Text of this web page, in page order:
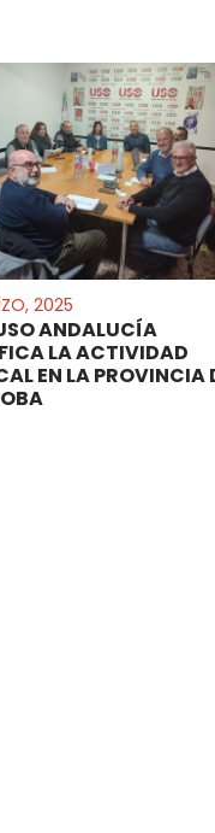
2025
ANDALUCÍA
LA ACTIVIDAD
EN LA PROVINCIA